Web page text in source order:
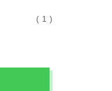
( 1 )